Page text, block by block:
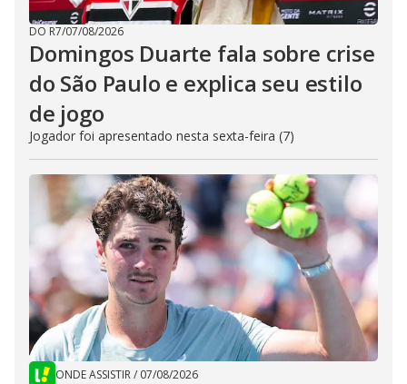
DO R7/07/08/2026
Domingos Duarte fala sobre crise
do São Paulo e explica seu estilo
de jogo
Jogador foi apresentado nesta sexta-feira (7)
ONDE ASSISTIR/ 07/08/2026